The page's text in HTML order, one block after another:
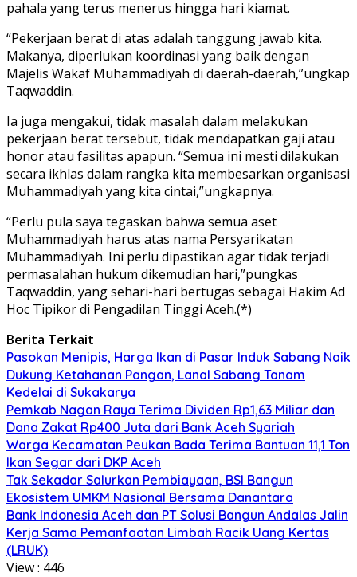
pahala yang terus menerus hingga hari kiamat.
“Pekerjaan berat di atas adalah tanggung jawab kita.
Makanya, diperlukan koordinasi yang baik dengan
Majelis Wakaf Muhammadiyah di daerah-daerah,”ungkap
Taqwaddin.
Ia juga mengakui, tidak masalah dalam melakukan
pekerjaan berat tersebut, tidak mendapatkan gaji atau
honor atau fasilitas apapun. “Semua ini mesti dilakukan
secara ikhlas dalam rangka kita membesarkan organisasi
Muhammadiyah yang kita cintai,”ungkapnya.
“Perlu pula saya tegaskan bahwa semua aset
Muhammadiyah harus atas nama Persyarikatan
Muhammadiyah. Ini perlu dipastikan agar tidak terjadi
permasalahan hukum dikemudian hari,”pungkas
Taqwaddin, yang sehari-hari bertugas sebagai Hakim Ad
Hoc Tipikor di Pengadilan Tinggi Aceh.(*)
Berita Terkait
Pasokan Menipis, Harga Ikan di Pasar Induk Sabang Naik
Dukung Ketahanan Pangan, Lanal Sabang Tanam
Kedelai di Sukakarya
Pemkab Nagan Raya Terima Dividen Rp1,63 Miliar dan
Dana Zakat Rp400 Juta dari Bank Aceh Syariah
Warga Kecamatan Peukan Bada Terima Bantuan 11,1 Ton
Ikan Segar dari DKP Aceh
Tak Sekadar Salurkan Pembiayaan, BSI Bangun
Ekosistem UMKM Nasional Bersama Danantara
Bank Indonesia Aceh dan PT Solusi Bangun Andalas Jalin
Kerja Sama Pemanfaatan Limbah Racik Uang Kertas
(LRUK)
View : 446